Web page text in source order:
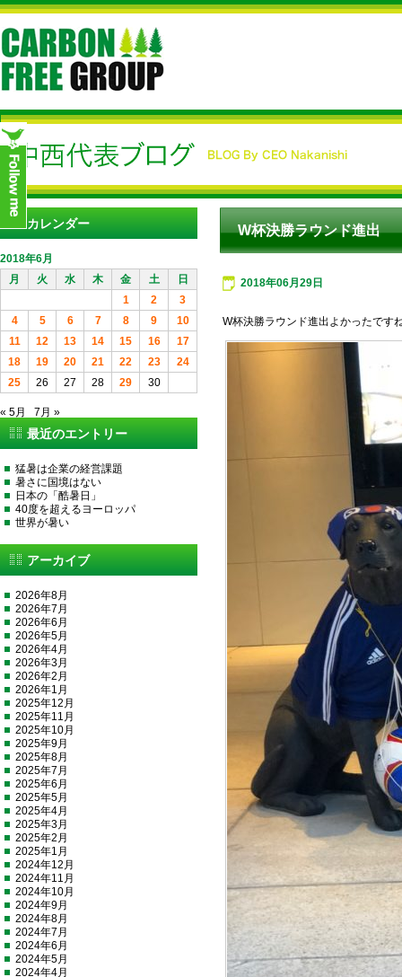
W杯決勝ラウンド進出
2018年06月29日
W杯決勝ラウンド進出よかったです
カレンダー
2018年6月
月
火 水 木 金 土
日
1
2
3
4
5 6 7 8 9
10
11
12 13 14 15 16
17
18
19 20 21 22 23
24
25
26 27 28 29 30
« 5月 7月 »
最近のエントリー
猛暑は企業の経営課題
暑さに国境はない
日本の「酷暑日」
40度を超えるヨーロッパ
世界が暑い
アーカイブ
2026年8月
2026年7月
2026年6月
2026年5月
2026年4月
2026年3月
2026年2月
2026年1月
2025年12月
2025年11月
2025年10月
2025年9月
2025年8月
2025年7月
2025年6月
2025年5月
2025年4月
2025年3月
2025年2月
2025年1月
2024年12月
2024年11月
2024年10月
2024年9月
2024年8月
2024年7月
2024年6月
2024年5月
2024年4月